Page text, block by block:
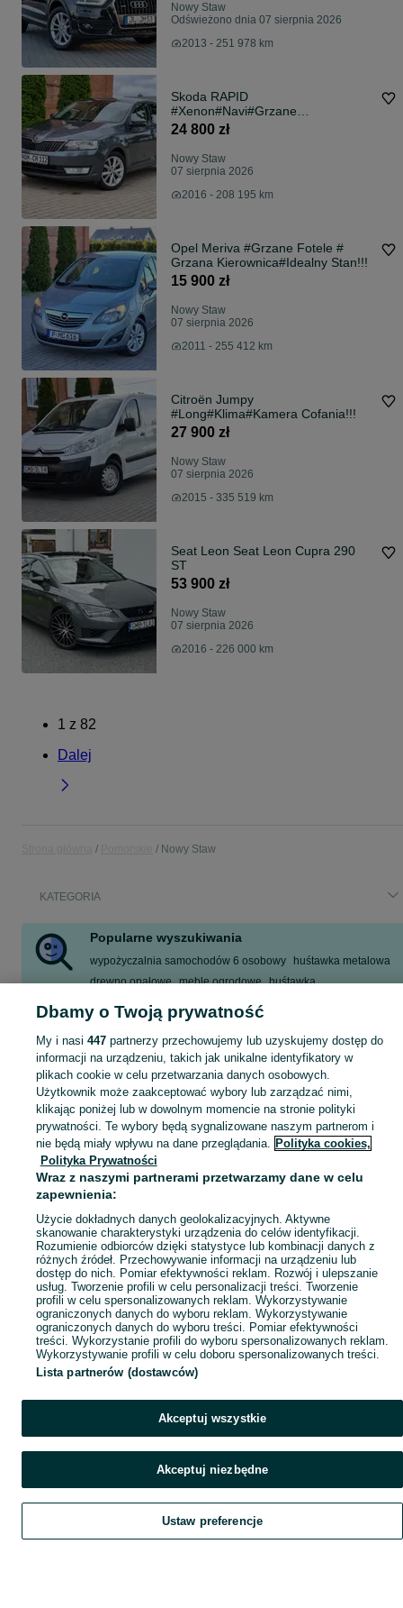
Nowy Staw
Odświeżono dnia 07 sierpnia 2026
2013 - 251 978 km
Skoda RAPID
#Xenon#Navi#Grzane
Fotele#Idelany Stan!!!
24 800 zł
Nowy Staw
07 sierpnia 2026
2016 - 208 195 km
Opel Meriva #Grzane Fotele #
Grzana Kierownica#Idealny Stan!!!
15 900 zł
Nowy Staw
07 sierpnia 2026
2011 - 255 412 km
Citroën Jumpy
#Long#Klima#Kamera Cofania!!!
27 900 zł
Nowy Staw
07 sierpnia 2026
2015 - 335 519 km
Seat Leon Seat Leon Cupra 290
ST
53 900 zł
Nowy Staw
07 sierpnia 2026
2016 - 226 000 km
1 z 82
Dalej
Nowy Staw
KATEGORIA
Popularne wyszukiwania
wypożyczalnia samochodów 6 osobowy
huśtawka metalowa
drewno opałowe meble ogrodowe huśtawka
5x100 16 zimowe vw
5x100 16'' zimowe vw
Skorzystaj z największego serwisu ogłoszeniowego - Nowy Staw i okolice! Kupuj to, czego pragniesz i sprzedawaj to, czego już nie potrzebujesz!
Mapa kategorii
Mapa miejscowości
Mapa ministron
Popularne wyszukiwania
Szukaj Obserwujesz Dodaj Czat Konto
Dbamy o Twoją prywatność
My i nasi 447partnerzy przechowujemy lub uzyskujemy dostęp do
informacji na urządzeniu, takich jak unikalne identyfikatory w
plikach cookie w celu przetwarzania danych osobowych.
Użytkownik może zaakceptować wybory lub zarządzać nimi,
klikając poniżej lub w dowolnym momencie na stronie polityki
prywatności. Te wybory będą sygnalizowane naszym partnerom i
nie będą miały wpływu na dane przeglądania. Polityka cookies,
Polityka Prywatności
Wraz z naszymi partnerami przetwarzamy dane w celu
zapewnienia:
Użycie dokładnych danych geolokalizacyjnych. Aktywne
skanowanie charakterystyki urządzenia do celów identyfikacji.
Rozumienie odbiorców dzięki statystyce lub kombinacji danych z
różnych źródeł. Przechowywanie informacji na urządzeniu lub
dostęp do nich. Pomiar efektywności reklam. Rozwój i ulepszanie
usług. Tworzenie profili w celu personalizacji treści. Tworzenie
profili w celu spersonalizowanych reklam. Wykorzystywanie
ograniczonych danych do wyboru reklam. Wykorzystywanie
ograniczonych danych do wyboru treści. Pomiar efektywności
treści. Wykorzystanie profili do wyboru spersonalizowanych reklam.
Wykorzystywanie profili w celu doboru spersonalizowanych treści.
Lista partnerów (dostawców)
Akceptuj wszystkie
Akceptuj niezbędne
Ustaw preferencje